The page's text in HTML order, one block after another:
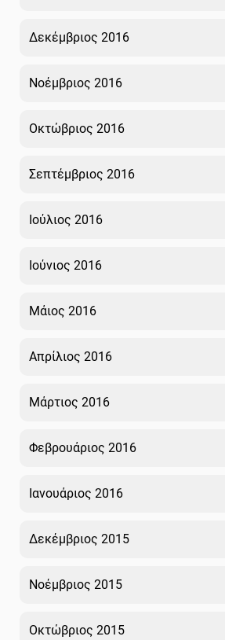
Δεκέμβριος 2016
Νοέμβριος 2016
Οκτώβριος 2016
Σεπτέμβριος 2016
Ιούλιος 2016
Ιούνιος 2016
Μάιος 2016
Απρίλιος 2016
Μάρτιος 2016
Φεβρουάριος 2016
Ιανουάριος 2016
Δεκέμβριος 2015
Νοέμβριος 2015
Οκτώβριος 2015